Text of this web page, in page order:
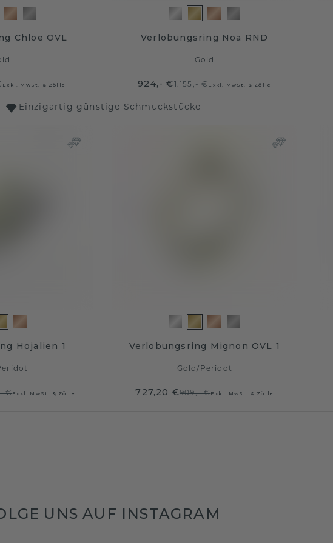
Chloe OVL
Exkl. MwSt. & Zölle
Verlobungsring Noa RND
Gold
924,- €1.155,- €Exkl. MwSt. & Zölle
Einzigartig günstige Schmuckstücke
Hojalien 1
€Exkl. MwSt. & Zölle
Verlobungsring Mignon OVL 1
Gold/ Peridot
727,20 €909,- €Exkl. MwSt. & Zölle
UNS AUF INSTAGRAM